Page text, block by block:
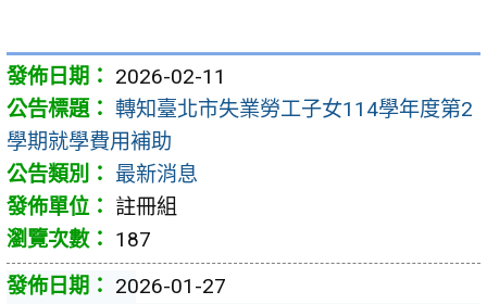
2026-02-11
轉知臺北市失業勞工子女114學年度第2
學期就學費用補助
最新消息
註冊組
187
2026-01-27